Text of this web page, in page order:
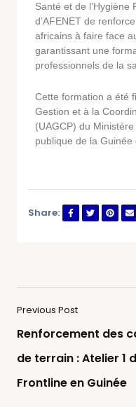
Santé et de l’Hygiène
d’AFENET de
africains à faire face
garantissant une
professionnels de la
Cette formation a été
Gestion et à la
(UAGCP) du
publique de la Guinée
Share:
Previous Post
Renforcement des
de terrain : Atelier 1
Frontline en Guinée